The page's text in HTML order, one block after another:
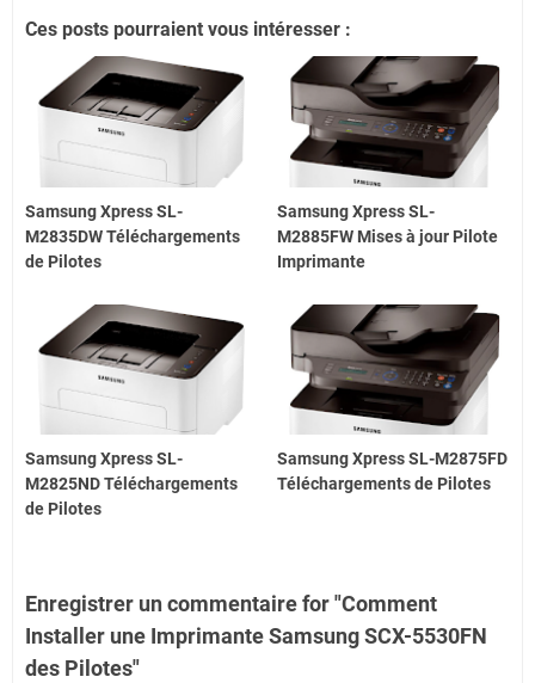
Ces posts pourraient vous intéresser :
Samsung Xpress SL-
M2835DW Téléchargements
de Pilotes
Samsung Xpress SL-
M2885FW Mises à jour Pilote
Imprimante
Samsung Xpress SL-
M2825ND Téléchargements
de Pilotes
Samsung Xpress SL-M2875FD
Téléchargements de Pilotes
Enregistrer un commentaire for "Comment
Installer une Imprimante Samsung SCX-5530FN
des Pilotes"